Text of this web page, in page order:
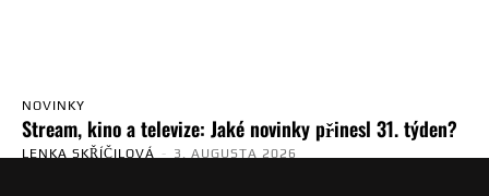
NOVINKY
Stream, kino a televize: Jaké novinky přinesl 31. týden?
LENKA SKŘÍČILOVÁ - 3. AUGUSTA 2026